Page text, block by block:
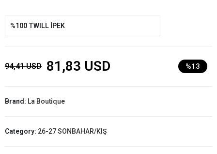
%100 TWILL İPEK
94,41 USD 81,83 USD %13
Brand: La Boutique
Category: 26-27 SONBAHAR/KIŞ